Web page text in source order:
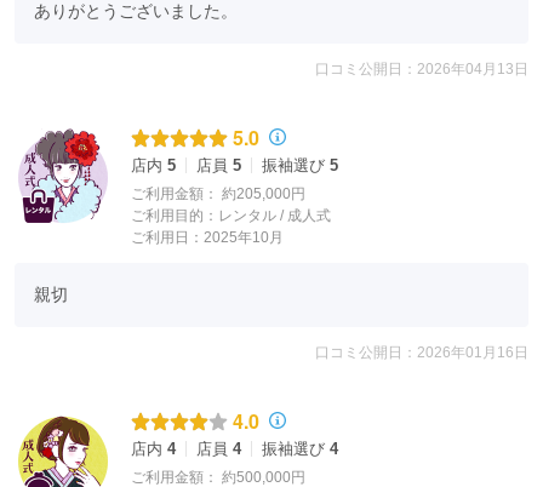
ありがとうございました。
口コミ公開日：2026年04月13日
5.0
店内 5 店員 5 振袖選び 5
ご利用金額： 約205,000円
ご利用目的： レンタル / 成人式
ご利用日：2025年10月
親切
口コミ公開日：2026年01月16日
4.0
店内 4 店員 4 振袖選び 4
ご利用金額： 約500,000円